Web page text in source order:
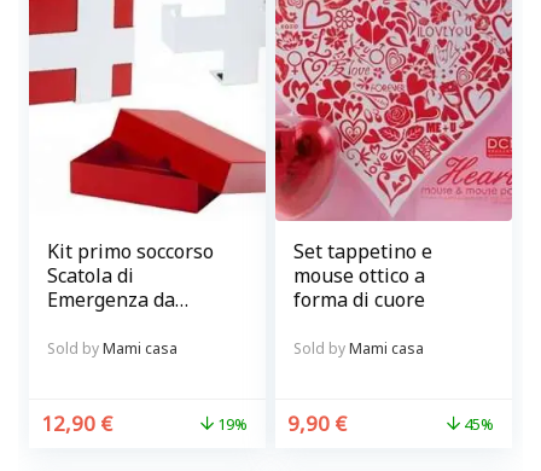
Kit primo soccorso
Scatola di
Emergenza da
bianca
Sold byMami casa
12,90 € 19%
Set tappetino e
mouse ottico a
forma di cuore
Sold byMami casa
9,90 € 45%